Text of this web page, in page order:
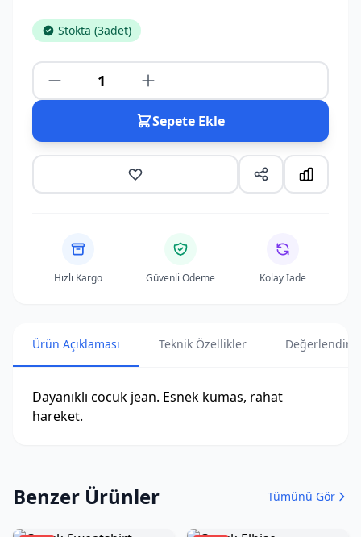
Stokta (3adet)
Sepete Ekle
Hızlı Kargo Güvenli Ödeme Kolay İade
Ürün Açıklaması Teknik Özellikler
Dayanıklı cocuk jean. Esnek kumas, rahat
hareket.
Benzer Ürünler Tümünü Gör